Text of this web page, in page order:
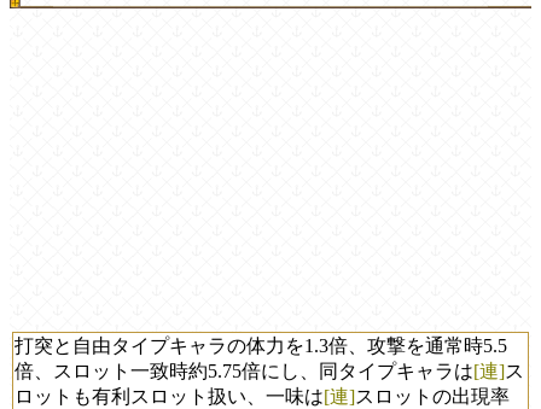
打突と自由タイプキャラの体力を1.3倍、攻撃を通常時5.5
倍、スロット一致時約5.75倍にし、同タイプキャラは[連]ス
ロットも有利スロット扱い、一味は[連]スロットの出現率